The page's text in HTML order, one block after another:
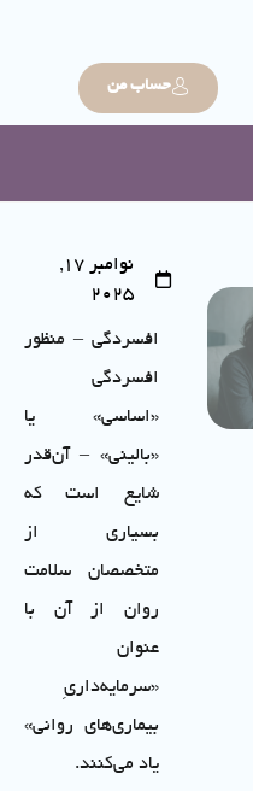
حساب من
نوامبر 17,
2025
افسردگی – منظور
افسردگی
«اساسی» یا
«بالینی» – آن‌قدر
شایع است که
بسیاری از
متخصصان سلامت
روان از آن با
عنوان
«سرمایه‌داریِ
بیماری‌های روانی»
یاد می‌کنند.